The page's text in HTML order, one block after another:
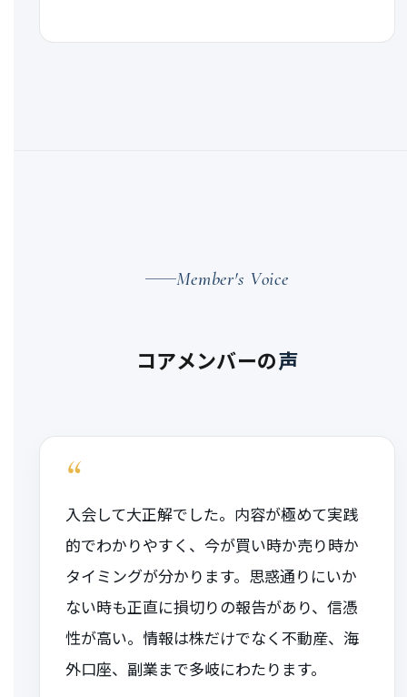
Member's Voice
コアメンバーの声
“
入会して大正解でした。内容が極めて実践
的でわかりやすく、今が買い時か売り時か
タイミングが分かります。思惑通りにいか
ない時も正直に損切りの報告があり、信憑
性が高い。情報は株だけでなく不動産、海
外口座、副業まで多岐にわたります。